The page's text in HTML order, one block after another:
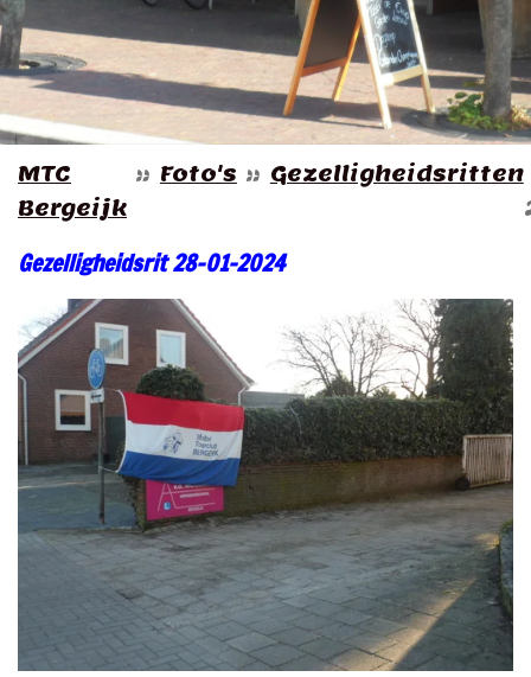
MTC
Bergeijk
» Foto's » Gezelligheidsritten
Gezelligheidsrit 28-01-2024